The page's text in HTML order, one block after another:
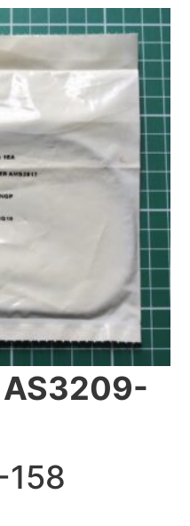
AS3209-